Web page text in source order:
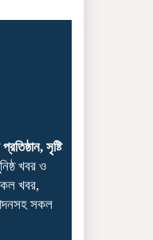
সৃষ্টি
খবর ও
খবর,
সকল